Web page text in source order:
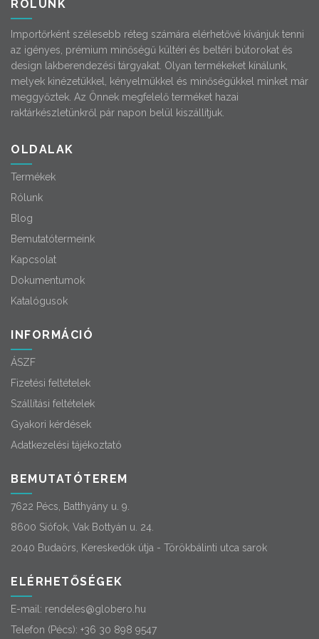
RÓLUNK
Importőrként szélesebb réteg számára elérhetővé kívánjuk tenni
az igényes, prémium minőségű kültéri és beltéri bútorokat és
design lakberendezési tárgyakat. Olyan termékeket kínálunk,
melyek kinézetükkel, kényelmükkel és minőségükkel minket már
meggyőztek. Az Önnek megfelelő terméket hazai
raktárkészletünkről pár napon belül kiszállítjuk.
OLDALAK
Termékek
Rólunk
Blog
Bemutatótermeink
Kapcsolat
Dokumentumok
Katalógusok
INFORMÁCIÓ
ÁSZF
Fizetési feltételek
Szállítási feltételek
Gyakori kérdések
Adatkezelési tájékoztató
BEMUTATÓTEREM
7622 Pécs, Batthyány u. 9.
8600 Siófok, Vak Bottyán u. 24.
2040 Budaörs, Kereskedők útja - Törökbálinti utca sarok
ELÉRHETŐSÉGEK
E-mail: rendeles@globero.hu
Telefon (Pécs): +36 30 898 9547